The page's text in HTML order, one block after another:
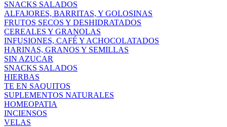
SNACKS SALADOS
ALFAJORES, BARRITAS, Y GOLOSINAS
FRUTOS SECOS Y DESHIDRATADOS
CEREALES Y GRANOLAS
INFUSIONES, CAFÉ Y ACHOCOLATADOS
HARINAS, GRANOS Y SEMILLAS
SIN AZUCAR
SNACKS SALADOS
HIERBAS
TE EN SAQUITOS
SUPLEMENTOS NATURALES
HOMEOPATIA
INCIENSOS
VELAS